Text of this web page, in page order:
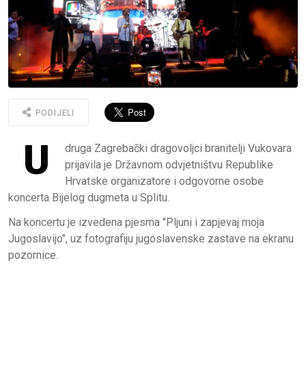
PODIJELI
U
druga Zagrebački dragovoljci branitelji Vukovara
prijavila je Državnom odvjetništvu Republike
Hrvatske organizatore i odgovorne osobe
koncerta Bijelog dugmeta u Splitu.
Na koncertu je izvedena pjesma "Pljuni i zapjevaj moja
Jugoslavijo", uz fotografiju jugoslavenske zastave na ekranu
pozornice.